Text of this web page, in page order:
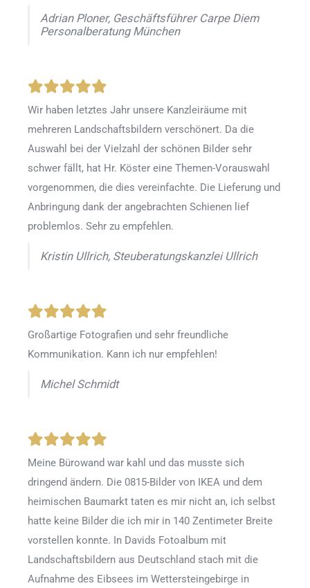
Adrian Ploner, Geschäftsführer Carpe Diem
Personalberatung München
Wir haben letztes Jahr unsere Kanzleiräume mit
mehreren Landschaftsbildern verschönert. Da die
Auswahl bei der Vielzahl der schönen Bilder sehr
schwer fällt, hat Hr. Köster eine Themen-Vorauswahl
vorgenommen, die dies vereinfachte. Die Lieferung und
Anbringung dank der angebrachten Schienen lief
problemlos. Sehr zu empfehlen.
Kristin Ullrich, Steuberatungskanzlei Ullrich
Großartige Fotografien und sehr freundliche
Kommunikation. Kann ich nur empfehlen!
Michel Schmidt
Meine Bürowand war kahl und das musste sich
dringend ändern. Die 0815-Bilder von IKEA und dem
heimischen Baumarkt taten es mir nicht an, ich selbst
hatte keine Bilder die ich mir in 140 Zentimeter Breite
vorstellen konnte. In Davids Fotoalbum mit
Landschaftsbildern aus Deutschland stach mit die
Aufnahme des Eibsees im Wettersteingebirge in